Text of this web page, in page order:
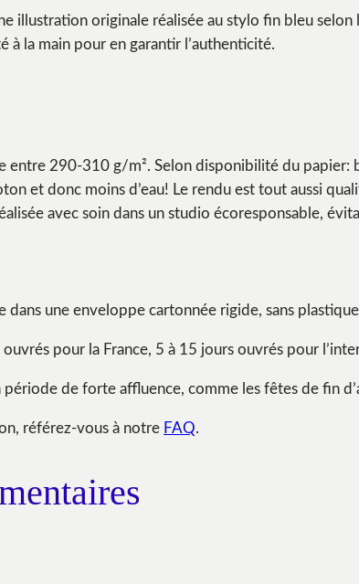
illustration originale réalisée au stylo fin bleu
à la main pour en garantir l’authenticité.
290-310 g/m². Selon disponibilité du papier:
et donc moins d’eau! Le rendu est tout aussi
avec soin dans un studio écoresponsable,
dans une enveloppe cartonnée rigide, sans
pour la France, 5 à 15 jours ouvrés pour
de forte affluence, comme les fêtes de fin
référez-vous à notre FAQ.